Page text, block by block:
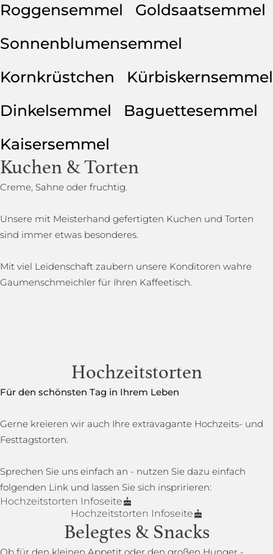
Roggensemmel
Goldsaatsemmel
Sonnenblumensemmel
Kornkrüstchen
Kürbiskernsemmel
Dinkelsemmel
Baguettesemmel
Kaisersemmel
Kuchen & Torten
Creme, Sahne oder fruchtig.
Unsere mit Meisterhand gefertigten Kuchen und Torten
sind immer etwas besonderes.
Mit viel Leidenschaft zaubern unsere Konditoren wahre
Gaumenschmeichler für Ihren Kaffeetisch.
Hochzeitstorten
Für den schönsten Tag in Ihrem Leben
Gerne kreieren wir auch Ihre extravagante Hochzeits- und
Festtagstorten.
Sprechen Sie uns einfach an - nutzen Sie dazu einfach
folgenden Link und lassen Sie sich inspririeren:
Hochzeitstorten Infoseite
Hochzeitstorten Infoseite
Belegtes & Snacks